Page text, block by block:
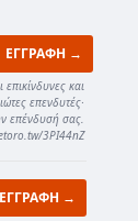
ΕΓΓΡΑΦΗ →
και
επενδυτές·
επένδυσή σας.
3PI44nZ
ΕΓΓΡΑΦΗ →